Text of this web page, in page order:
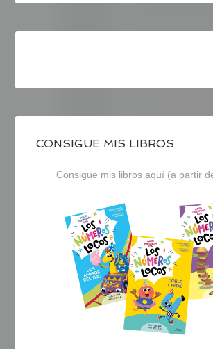
CONSIGUE MIS LIBROS
Consigue mis libros aquí (a partir